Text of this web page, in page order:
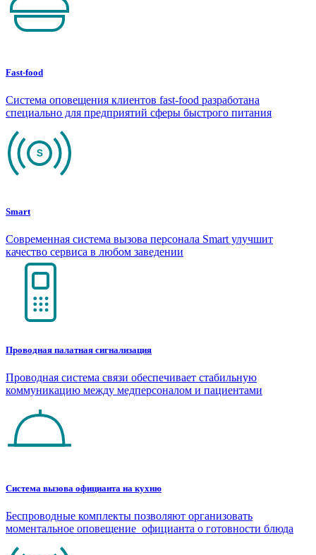
Fast-food
Система оповещения клиентов fast-food разработана
специально для предприятий сферы быстрого питания
Smart
Современная система вызова персонала Smart улучшит
качество сервиса в любом заведении
Проводная палатная сигнализация
Проводная система связи обеспечивает стабильную
коммуникацию между медперсоналом и пациентами
Система вызова официанта на кухню
Беспроводные комплекты позволяют организовать
моментальное оповещение официанта о готовности блюда